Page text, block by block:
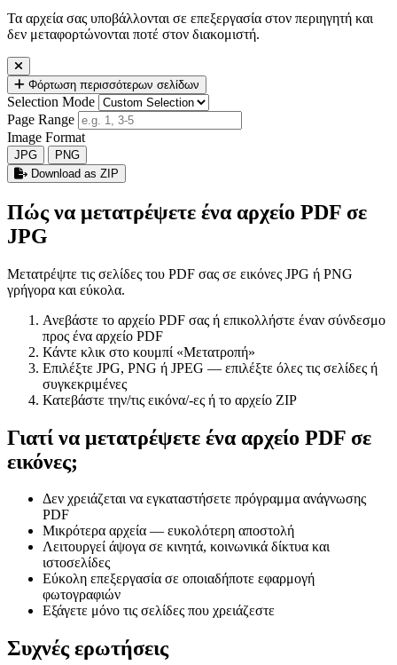
Τα αρχεία σας υποβάλλονται σε επεξεργασία στον περιηγητή και
δεν μεταφορτώνονται ποτέ στον διακομιστή.
Φόρτωση περισσότερων σελίδων
Selection Mode
Page Range
Image Format
JPG
PNG
Download as ZIP
Πώς να μετατρέψετε ένα αρχείο PDF σε
JPG
Μετατρέψτε τις σελίδες του PDF σας σε εικόνες JPG ή PNG
γρήγορα και εύκολα.
Ανεβάστε το αρχείο PDF σας ή επικολλήστε έναν σύνδεσμο
προς ένα αρχείο PDF
Κάντε κλικ στο κουμπί «Μετατροπή»
Επιλέξτε JPG, PNG ή JPEG — επιλέξτε όλες τις σελίδες ή
συγκεκριμένες
Κατεβάστε την/τις εικόνα/-ες ή το αρχείο ZIP
Γιατί να μετατρέψετε ένα αρχείο PDF σε
εικόνες;
Δεν χρειάζεται να εγκαταστήσετε πρόγραμμα ανάγνωσης
PDF
Μικρότερα αρχεία — ευκολότερη αποστολή
Λειτουργεί άψογα σε κινητά, κοινωνικά δίκτυα και
ιστοσελίδες
Εύκολη επεξεργασία σε οποιαδήποτε εφαρμογή
φωτογραφιών
Εξάγετε μόνο τις σελίδες που χρειάζεστε
Συχνές ερωτήσεις